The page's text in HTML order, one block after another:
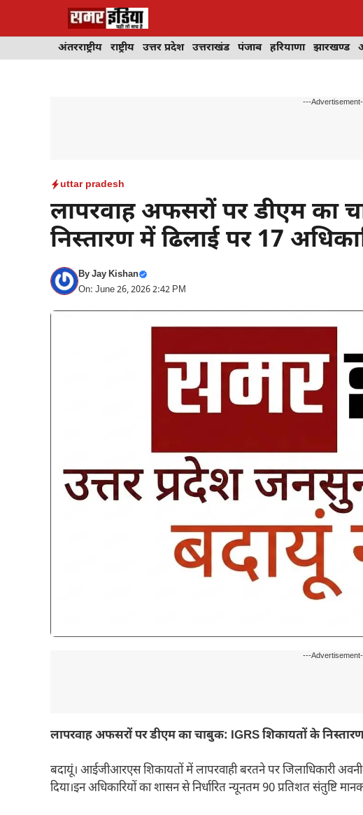
अंतरराष्ट्रीय राष्ट्रीय उत्तर प्रदेश उत्तराखंड पंजाब हरियाणा झारखण्ड
---
uttar pradesh
लापरवाह अफसरों पर डीएम का
निस्तारण में ढिलाई पर 17
ByJay Kishan
On: June 26, 2026 2:42 PM
---
लापरवाह अफसरों पर डीएम का चाबुक: IGRS शिकायतों के
बदायूं। आईजीआरएस शिकायतों में लापरवाही बरतने पर जिलाधिकारी
दिया।इन अधिकारियों का शासन से निर्धारित न्यूनतम 90 प्रतिशत संतुष्टि